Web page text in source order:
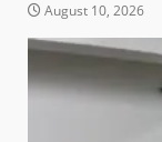
August 10, 2026